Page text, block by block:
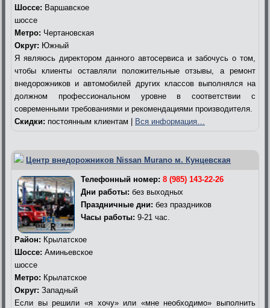
Шоссе: Варшавское
шоссе
Метро: Чертановская
Округ: Южный
Я являюсь директором данного автосервиса и забочусь о том,
чтобы клиенты оставляли положительные отзывы, а ремонт
внедорожников и автомобилей других классов выполнялся на
должном профессиональном уровне в соответствии с
современными требованиями и рекомендациями производителя.
Скидки: постоянным клиентам | Вся информация…
Центр внедорожников Nissan Murano м. Кунцевская
Телефонный номер: 8 (985) 143-22-26
Дни работы: без выходных
Праздничные дни: без праздников
Часы работы: 9-21 час.
Район: Крылатское
Шоссе: Аминьевское
шоссе
Метро: Крылатское
Округ: Западный
Если вы решили «я хочу» или «мне необходимо» выполнить